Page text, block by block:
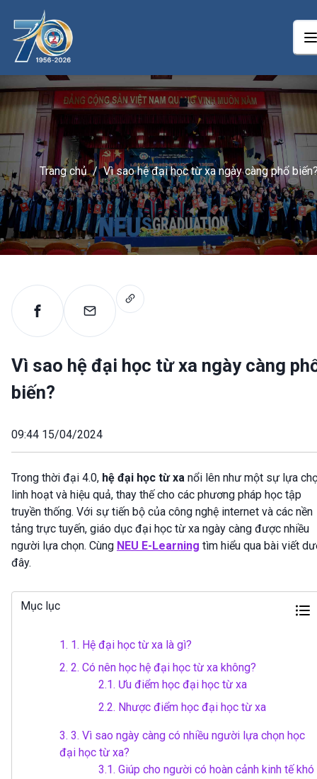
Trang chủ / Vì sao hệ đại học từ xa ngày càng phổ
Vì sao hệ đại học từ xa ngày càng
biến?
09:44 15/04/2024
Trong thời đại 4.0, hệ đại học từ xa nổi lên như một sự lựa
linh hoạt và hiệu quả, thay thế cho các phương pháp học tập
truyền thống. Với sự tiến bộ của công nghệ internet và các nền
tảng trực tuyến, giáo dục đại học từ xa ngày càng được nhiều
người lựa chọn. Cùng NEU E-Learning tìm hiểu qua bài viết
đây.
Mục lục
1. 1. Hệ đại học từ xa là gì?
2. 2. Có nên học hệ đại học từ xa không?
2.1. Ưu điểm học đại học từ xa
2.2. Nhược điểm học đại học từ xa
3. 3. Vì sao ngày càng có nhiều người lựa chọn học
đại học từ xa?
3.1. Giúp cho người có hoàn cảnh kinh tế khó